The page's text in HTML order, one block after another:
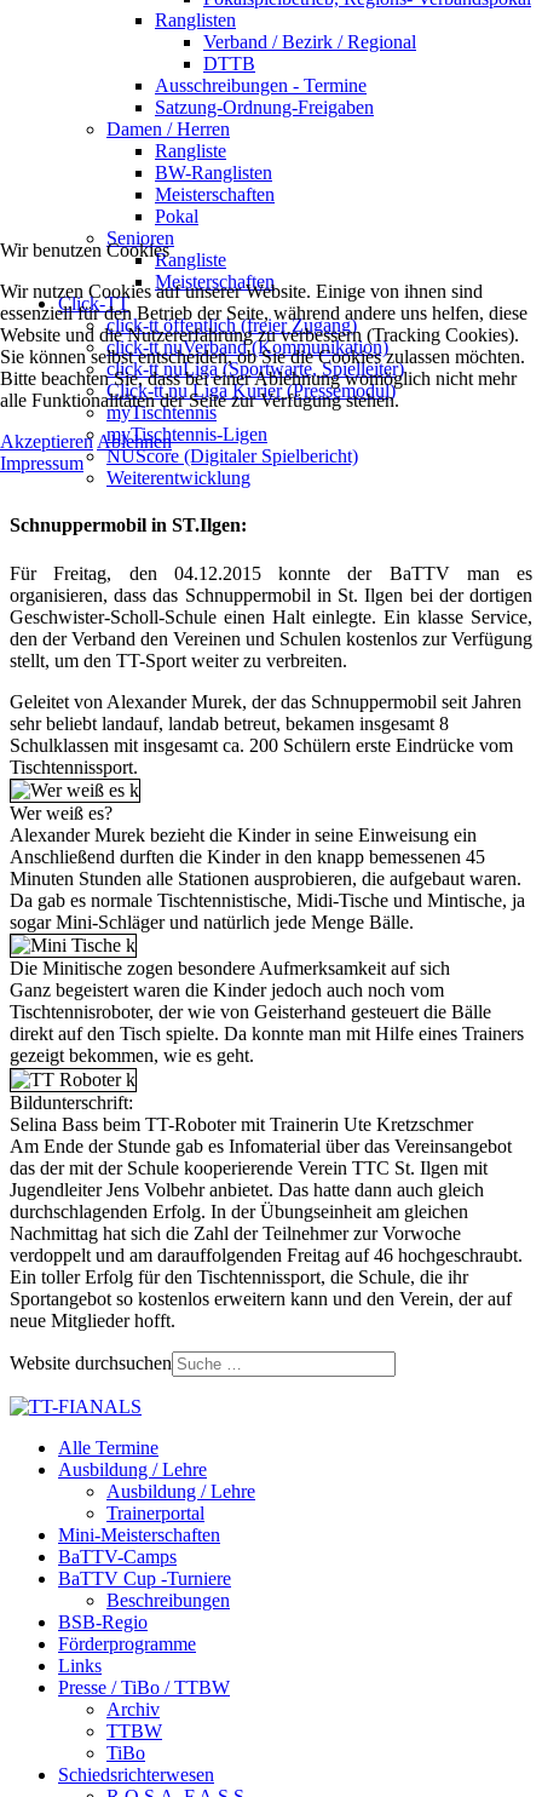
Ranglisten
Verband / Bezirk / Regional
DTTB
Ausschreibungen - Termine
Satzung-Ordnung-Freigaben
Damen / Herren
Rangliste
BW-Ranglisten
Meisterschaften
Pokal
Senioren
Rangliste
Meisterschaften
Click-TT
click-tt öffentlich (freier Zugang)
click-tt nuVerband (Kommunikation)
click-tt nuLiga (Sportwarte, Spielleiter)
Click-tt nu Liga Kurier (Pressemodul)
myTischtennis
myTischtennis-Ligen
NUScore (Digitaler Spielbericht)
Weiterentwicklung
Schnuppermobil in ST.Ilgen:
Für Freitag, den 04.12.2015 konnte der BaTTV man es
organisieren, dass das Schnuppermobil in St. Ilgen bei der dortigen
Geschwister-Scholl-Schule einen Halt einlegte. Ein klasse Service,
den der Verband den Vereinen und Schulen kostenlos zur Verfügung
stellt, um den TT-Sport weiter zu verbreiten.
Geleitet von Alexander Murek, der das Schnuppermobil seit Jahren
sehr beliebt landauf, landab betreut, bekamen insgesamt 8
Schulklassen mit insgesamt ca. 200 Schülern erste Eindrücke vom
Tischtennissport.
Wer weiß es?
Alexander Murek bezieht die Kinder in seine Einweisung ein
Anschließend durften die Kinder in den knapp bemessenen 45
Minuten Stunden alle Stationen ausprobieren, die aufgebaut waren.
Da gab es normale Tischtennistische, Midi-Tische und Mintische, ja
sogar Mini-Schläger und natürlich jede Menge Bälle.
Die Minitische zogen besondere Aufmerksamkeit auf sich
Ganz begeistert waren die Kinder jedoch auch noch vom
Tischtennisroboter, der wie von Geisterhand gesteuert die Bälle
direkt auf den Tisch spielte. Da konnte man mit Hilfe eines Trainers
gezeigt bekommen, wie es geht.
Bildunterschrift:
Selina Bass beim TT-Roboter mit Trainerin Ute Kretzschmer
Am Ende der Stunde gab es Infomaterial über das Vereinsangebot
das der mit der Schule kooperierende Verein TTC St. Ilgen mit
Jugendleiter Jens Volbehr anbietet. Das hatte dann auch gleich
durchschlagenden Erfolg. In der Übungseinheit am gleichen
Nachmittag hat sich die Zahl der Teilnehmer zur Vorwoche
verdoppelt und am darauffolgenden Freitag auf 46 hochgeschraubt.
Ein toller Erfolg für den Tischtennissport, die Schule, die ihr
Sportangebot so kostenlos erweitern kann und den Verein, der auf
neue Mitglieder hofft.
Website durchsuchen
Alle Termine
Ausbildung / Lehre
Ausbildung / Lehre
Trainerportal
Mini-Meisterschaften
BaTTV-Camps
BaTTV Cup -Turniere
Beschreibungen
BSB-Regio
Förderprogramme
Links
Presse / TiBo / TTBW
Archiv
TTBW
TiBo
Schiedsrichterwesen
Wir benutzen Cookies
Wir nutzen Cookies auf unserer Website. Einige von ihnen sind
essenziell für den Betrieb der Seite, während andere uns helfen, diese
Website und die Nutzererfahrung zu verbessern (Tracking Cookies).
Sie können selbst entscheiden, ob Sie die Cookies zulassen möchten.
Bitte beachten Sie, dass bei einer Ablehnung womöglich nicht mehr
alle Funktionalitäten der Seite zur Verfügung stehen.
Akzeptieren Ablehnen
Impressum